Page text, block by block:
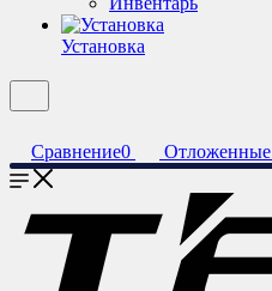
Установка
Сравнение0 Отложенные